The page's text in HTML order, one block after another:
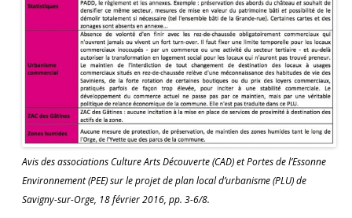
Avis des associations Culture Arts Découverte (CAD) et Portes de l’Essonne
Environnement (PEE) sur le projet de plan local d’urbanisme (PLU) de
Savigny-sur-Orge, 18 février 2016, pp. 3-6/8.